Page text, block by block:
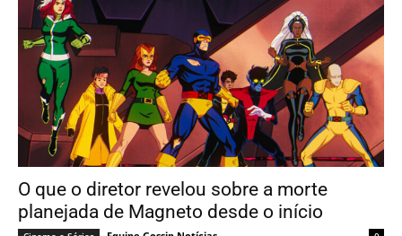
O que o diretor revelou sobre a morte
planejada de Magneto desde o início